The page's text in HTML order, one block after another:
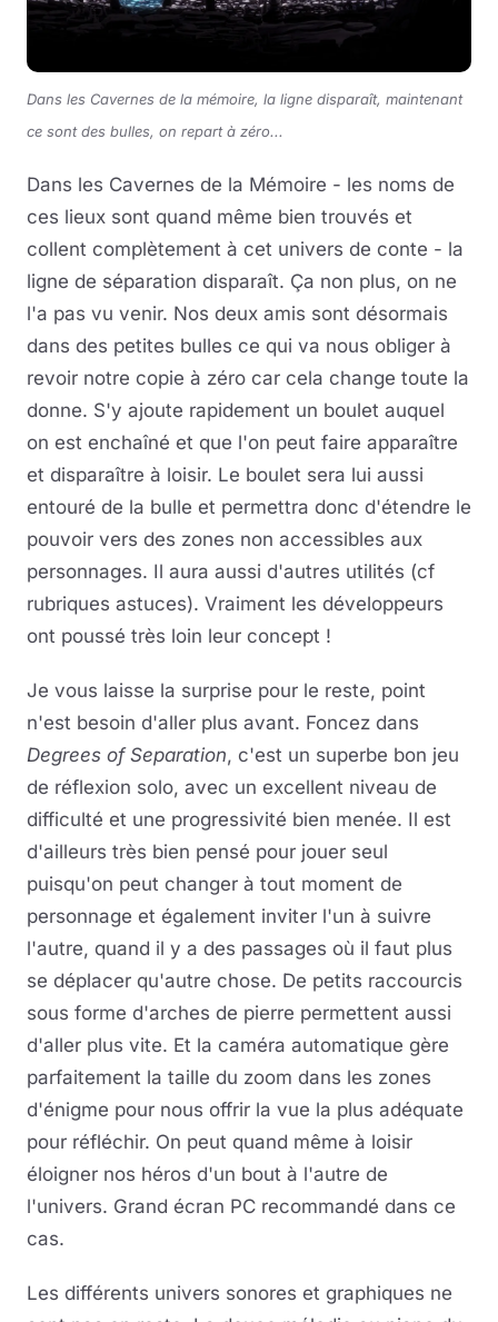
Dans les Cavernes de la mémoire, la ligne disparaît, maintenant
ce sont des bulles, on repart à zéro...
Dans les Cavernes de la Mémoire - les noms de
ces lieux sont quand même bien trouvés et
collent complètement à cet univers de conte - la
ligne de séparation disparaît. Ça non plus, on ne
l'a pas vu venir. Nos deux amis sont désormais
dans des petites bulles ce qui va nous obliger à
revoir notre copie à zéro car cela change toute la
donne. S'y ajoute rapidement un boulet auquel
on est enchaîné et que l'on peut faire apparaître
et disparaître à loisir. Le boulet sera lui aussi
entouré de la bulle et permettra donc d'étendre le
pouvoir vers des zones non accessibles aux
personnages. Il aura aussi d'autres utilités (cf
rubriques astuces). Vraiment les développeurs
ont poussé très loin leur concept !
Je vous laisse la surprise pour le reste, point
n'est besoin d'aller plus avant. Foncez dans
Degrees of Separation, c'est un superbe bon jeu
de réflexion solo, avec un excellent niveau de
difficulté et une progressivité bien menée. Il est
d'ailleurs très bien pensé pour jouer seul
puisqu'on peut changer à tout moment de
personnage et également inviter l'un à suivre
l'autre, quand il y a des passages où il faut plus
se déplacer qu'autre chose. De petits raccourcis
sous forme d'arches de pierre permettent aussi
d'aller plus vite. Et la caméra automatique gère
parfaitement la taille du zoom dans les zones
d'énigme pour nous offrir la vue la plus adéquate
pour réfléchir. On peut quand même à loisir
éloigner nos héros d'un bout à l'autre de
l'univers. Grand écran PC recommandé dans ce
cas.
Les différents univers sonores et graphiques ne